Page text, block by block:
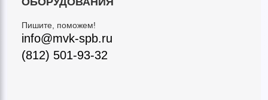
Пишите, поможем!
info@mvk-spb.ru
(812) 501-93-32